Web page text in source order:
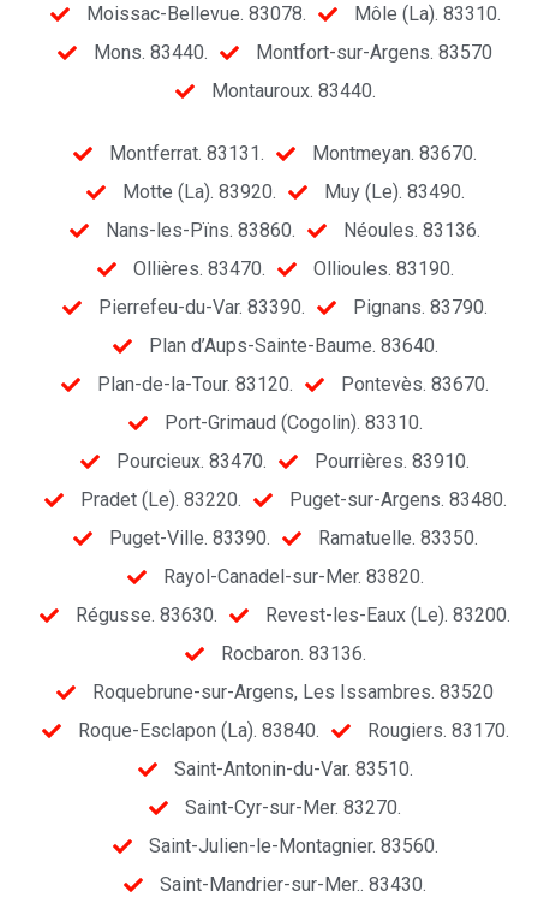
Moissac-Bellevue. 83078.
Môle (La). 83310.
Mons. 83440.
Montfort-sur-Argens. 83570
Montauroux. 83440.
Montferrat. 83131.
Montmeyan. 83670.
Motte (La). 83920.
Muy (Le). 83490.
Nans-les-Pïns. 83860.
Néoules. 83136.
Ollières. 83470.
Ollioules. 83190.
Pierrefeu-du-Var. 83390.
Pignans. 83790.
Plan d’Aups-Sainte-Baume. 83640.
Plan-de-la-Tour. 83120.
Pontevès. 83670.
Port-Grimaud (Cogolin). 83310.
Pourcieux. 83470.
Pourrières. 83910.
Pradet (Le). 83220.
Puget-sur-Argens. 83480.
Puget-Ville. 83390.
Ramatuelle. 83350.
Rayol-Canadel-sur-Mer. 83820.
Régusse. 83630.
Revest-les-Eaux (Le). 83200.
Rocbaron. 83136.
Roquebrune-sur-Argens, Les Issambres. 83520
Roque-Esclapon (La). 83840.
Rougiers. 83170.
Saint-Antonin-du-Var. 83510.
Saint-Cyr-sur-Mer. 83270.
Saint-Julien-le-Montagnier. 83560.
Saint-Mandrier-sur-Mer.. 83430.